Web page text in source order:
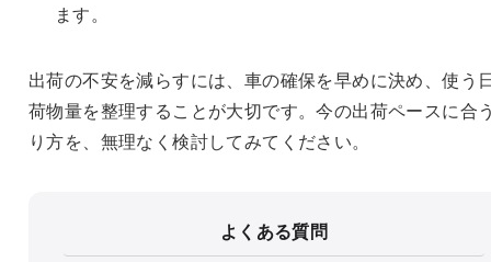
ます。
出荷の不安を減らすには、車の確保を早めに決め、使う
荷物量を整理することが大切です。今の出荷ペースに合
り方を、無理なく検討してみてください。
よくある質問